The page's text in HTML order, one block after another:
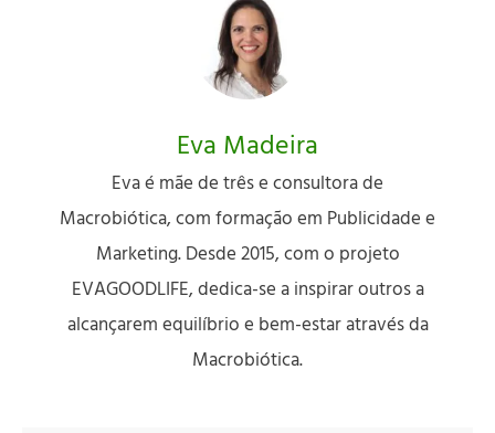
Eva Madeira
Eva é mãe de três e consultora de
Macrobiótica, com formação em Publicidade e
Marketing. Desde 2015, com o projeto
EVAGOODLIFE, dedica-se a inspirar outros a
alcançarem equilíbrio e bem-estar através da
Macrobiótica.